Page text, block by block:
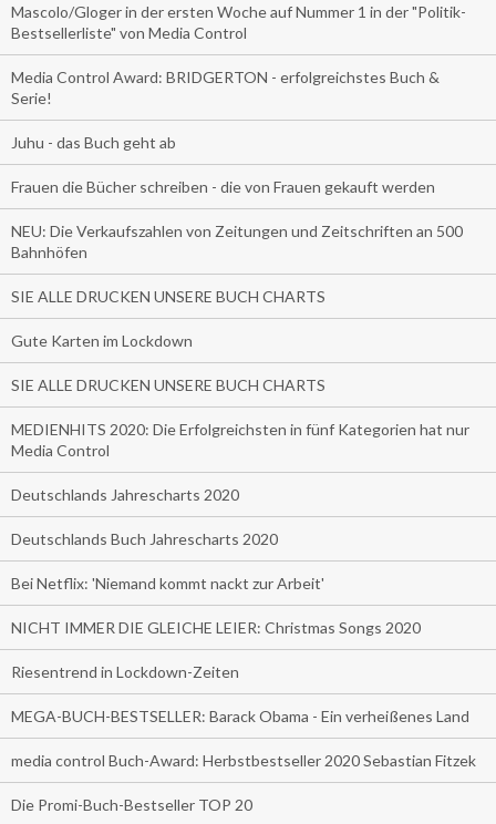
Mascolo/Gloger in der ersten Woche auf Nummer 1 in der "Politik-
Bestsellerliste" von Media Control
Media Control Award: BRIDGERTON - erfolgreichstes Buch &
Serie!
Juhu - das Buch geht ab
Frauen die Bücher schreiben - die von Frauen gekauft werden
NEU: Die Verkaufszahlen von Zeitungen und Zeitschriften an 500
Bahnhöfen
SIE ALLE DRUCKEN UNSERE BUCH CHARTS
Gute Karten im Lockdown
SIE ALLE DRUCKEN UNSERE BUCH CHARTS
MEDIENHITS 2020: Die Erfolgreichsten in fünf Kategorien hat nur
Media Control
Deutschlands Jahrescharts 2020
Deutschlands Buch Jahrescharts 2020
Bei Netflix: 'Niemand kommt nackt zur Arbeit'
NICHT IMMER DIE GLEICHE LEIER: Christmas Songs 2020
Riesentrend in Lockdown-Zeiten
MEGA-BUCH-BESTSELLER: Barack Obama - Ein verheißenes Land
media control Buch-Award: Herbstbestseller 2020 Sebastian Fitzek
Die Promi-Buch-Bestseller TOP 20